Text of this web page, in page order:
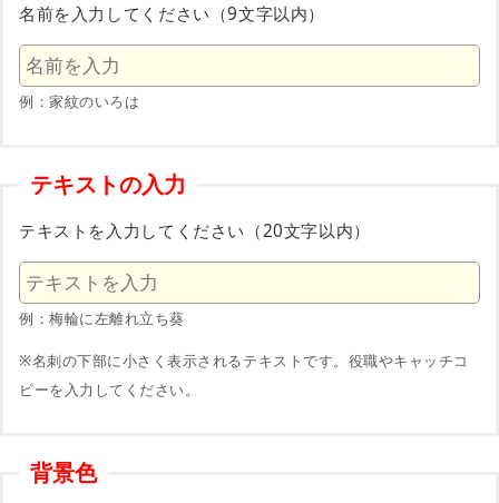
名前を入力してください（9文字以内）
例：家紋のいろは
テキストの入力
テキストを入力してください（20文字以内）
例：梅輪に左離れ立ち葵
※名刺の下部に小さく表示されるテキストです。役職やキャッチコ
ピーを入力してください。
背景色